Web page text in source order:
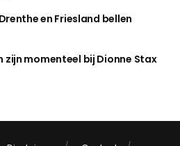
en Friesland bellen
zijn momenteel bij Dionne Stax